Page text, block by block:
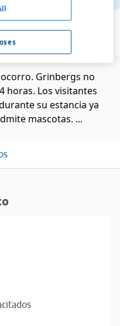
Grinbergs no
horas. Los visitantes
su estancia ya
mascotas. ...